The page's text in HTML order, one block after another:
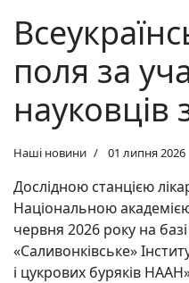
поля за
науковців
Наші новини 01 липня 2026
Дослідною станцією
Національною
червня 2026 року на
«Саливонківське»
і цукрових буряків